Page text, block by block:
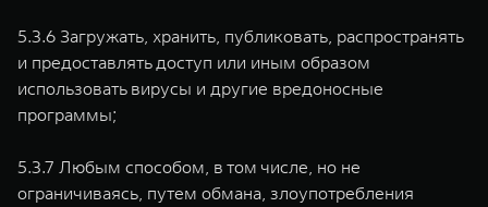
5.3.6 Загружать, хранить, публиковать, распространять
и предоставлять доступ или иным образом
использовать вирусы и другие вредоносные
программы;
5.3.7 Любым способом, в том числе, но не
ограничиваясь, путем обмана, злоупотребления